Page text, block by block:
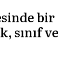
bir
sınıf ve